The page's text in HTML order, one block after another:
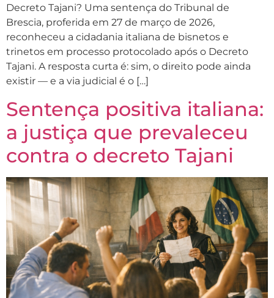
Decreto Tajani? Uma sentença do Tribunal de
Brescia, proferida em 27 de março de 2026,
reconheceu a cidadania italiana de bisnetos e
trinetos em processo protocolado após o Decreto
Tajani. A resposta curta é: sim, o direito pode ainda
existir — e a via judicial é o […]
Sentença positiva italiana:
a justiça que prevaleceu
contra o decreto Tajani